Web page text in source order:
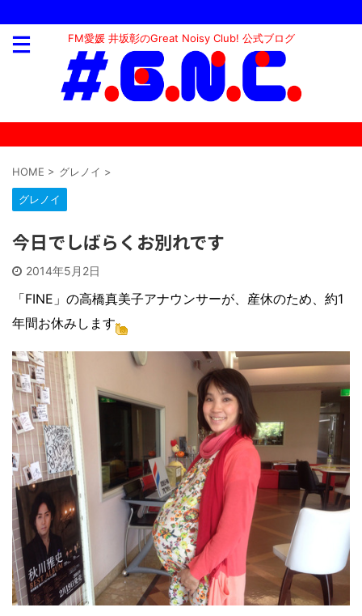
FM愛媛 井坂彰のGreat Noisy Club! 公式ブログ
HOME > グレノイ >
グレノイ
今日でしばらくお別れです
2014年5月2日
「FINE」の高橋真美子アナウンサーが、産休のため、約1
年間お休みします